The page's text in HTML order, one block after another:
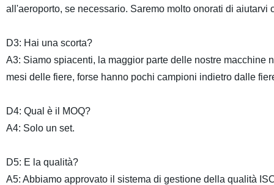
all'aeroporto, se necessario. Saremo molto onorati di
D3: Hai una scorta?
A3: Siamo spiacenti, la maggior parte delle nostre macchine
mesi delle fiere, forse hanno pochi campioni indietro dalle
D4: Qual è il MOQ?
A4: Solo un set.
D5: E la qualità?
A5: Abbiamo approvato il sistema di gestione della qualità